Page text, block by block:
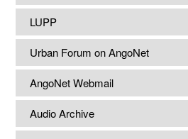
LUPP
Urban Forum on AngoNet
AngoNet Webmail
Audio Archive